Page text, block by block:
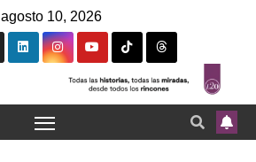
agosto 10, 2026